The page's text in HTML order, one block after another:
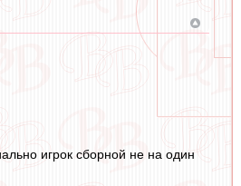
игрок сборной не на один